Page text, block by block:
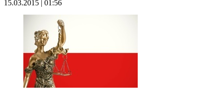
15.03.2015 | 01:56